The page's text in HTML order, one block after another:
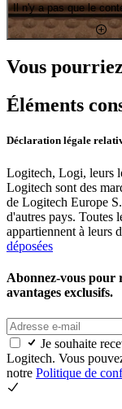
Il n'y a pas que le
Vous
Éléments
Déclaration légale
Logitech, Logi, leurs
Logitech sont des
de Logitech Europe
d'autres pays. Toutes
appartiennent à leurs
déposées
Abonnez-vous pour
avantages exclusifs.
Je souhaite
Logitech. Vous
notre Politique de